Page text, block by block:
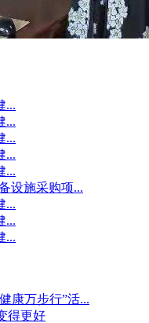
...
...
...
...
...
设施采购项...
...
...
...
康万步行”活...
得更好